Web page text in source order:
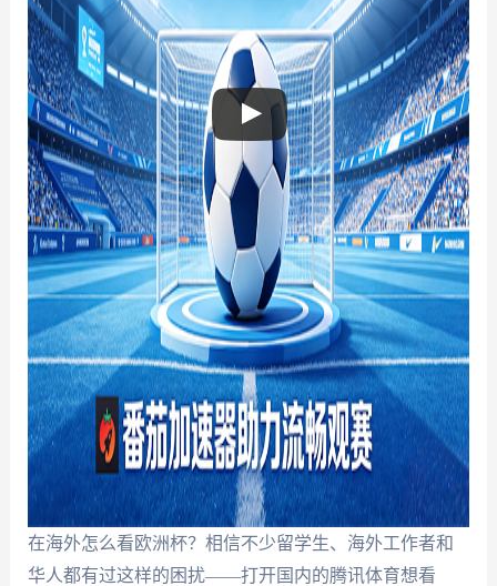
在海外怎么看欧洲杯？相信不少留学生、海外工作者和
华人都有过这样的困扰——打开国内的腾讯体育想看